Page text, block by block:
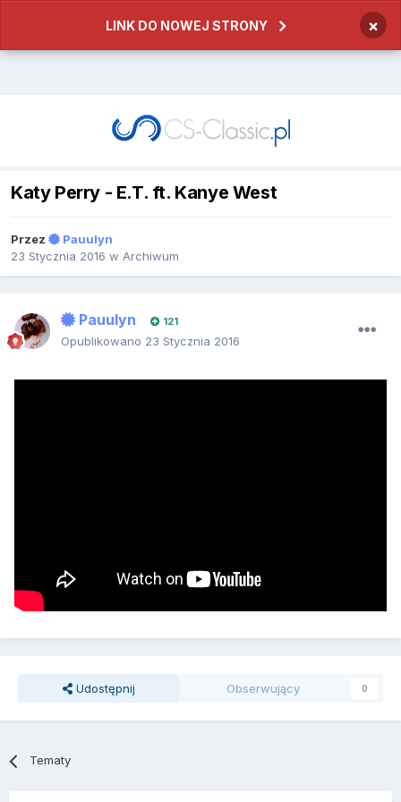
LINK DO NOWEJ STRONY ×
Katy Perry - E.T. ft. Kanye West
Przez
Pauulyn
23 Stycznia 2016 w Archiwum
Pauulyn 121
Opublikowano 23 Stycznia 2016
Udostępnij Obserwujący 0
Tematy